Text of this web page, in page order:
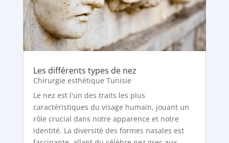
Les différents types de nez
Chirurgie esthétique Tunisie
Le nez est l'un des traits les plus
caractéristiques du visage humain, jouant un
rôle crucial dans notre apparence et notre
identité. La diversité des formes nasales est